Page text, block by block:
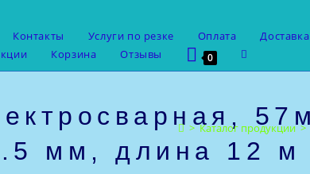
Контакты Услуги по резке Оплата Доставка
Корзина Отзывы 0
Переключить
поиск
веб-
сайту
мм, длина 12 м
> Каталог продукции >